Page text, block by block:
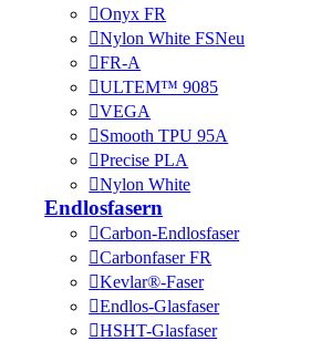
Onyx FR
Nylon White FSNeu
FR-A
ULTEM™ 9085
VEGA
Smooth TPU 95A
Precise PLA
Nylon White
Endlosfasern
Carbon-Endlosfaser
Carbonfaser FR
Kevlar®-Faser
Endlos-Glasfaser
HSHT-Glasfaser